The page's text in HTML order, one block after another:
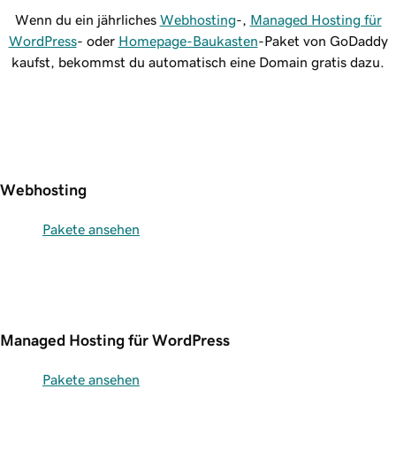
Wenn du ein jährliches Webhosting-, Managed Hosting für
WordPress- oder Homepage-Baukasten-Paket von GoDaddy
kaufst, bekommst du automatisch eine Domain gratis dazu.
Webhosting
Pakete ansehen
Managed Hosting für WordPress
Pakete ansehen